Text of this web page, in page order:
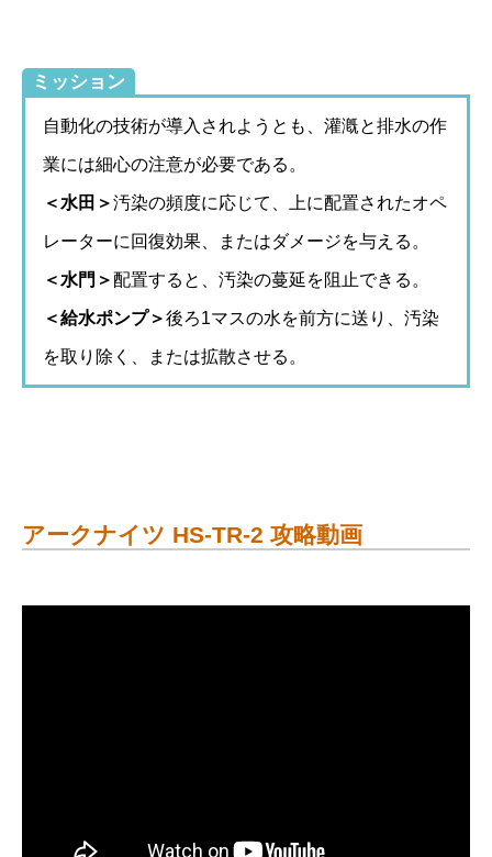
ミッション
自動化の技術が導入されようとも、灌漑と排水の作
業には細心の注意が必要である。
＜水田＞汚染の頻度に応じて、上に配置されたオペ
レーターに回復効果、またはダメージを与える。
＜水門＞配置すると、汚染の蔓延を阻止できる。
＜給水ポンプ＞後ろ1マスの水を前方に送り、汚染
を取り除く、または拡散させる。
アークナイツ HS-TR-2 攻略動画